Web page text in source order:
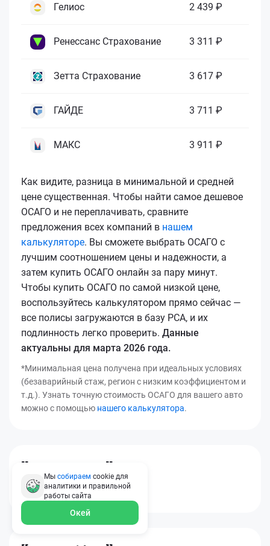
Гелиос 2 439 ₽
Ренессанс Страхование 3 311 ₽
Зетта Страхование 3 617 ₽
ГАЙДЕ 3 711 ₽
МАКС 3 911 ₽
Как видите, разница в минимальной и средней
цене существенная. Чтобы найти самое дешевое
ОСАГО и не переплачивать, сравните
предложения всех компаний в нашем
калькуляторе. Вы сможете выбрать ОСАГО с
лучшим соотношением цены и надежности, а
затем купить ОСАГО онлайн за пару минут.
Чтобы купить ОСАГО по самой низкой цене,
воспользуйтесь калькулятором прямо сейчас —
все полисы загружаются в базу РСА, и их
подлинность легко проверить. Данные
актуальны для марта 2026 года.
*Минимальная цена получена при идеальных условиях
(безаварийный стаж, регион с низким коэффициентом и
т.д.). Узнать точную стоимость ОСАГО для вашего авто
можно с помощью нашего калькулятора.
[[*osago_title14]]
[[*osago_text8]]
Мы собираем cookie для
аналитики и правильной
работы сайта
Окей